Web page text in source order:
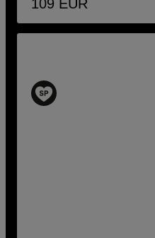
109 EUR